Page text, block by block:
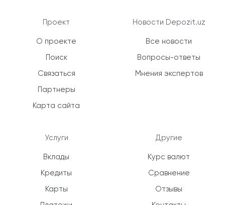
Проект
О проекте
Поиск
Связаться
Партнеры
Карта сайта
Услуги
Вклады
Кредиты
Карты
Новости Depozit.uz
Все новости
Вопросы-ответы
Мнения экспертов
Другие
Курс валют
Сравнение
Отзывы